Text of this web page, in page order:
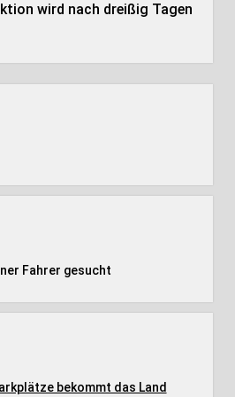
wird nach dreißig Tagen
bekommt das Land